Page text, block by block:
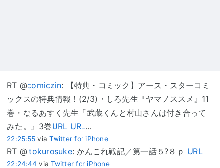
RT @comiczin: 【特典・コミック】アース・スターコミ
ックスの特典情報！(2/3)・しろ先生『ヤマノススメ 』11
巻・なるあすく先生『武蔵くんと村山さんは付き合って
みた。』3巻URL URL…
22:25:55 viaTwitter for iPhone
RT @itokurosuke: かんこれ戦記／第一話５?８ｐ URL
22:24:44 viaTwitter for iPhone